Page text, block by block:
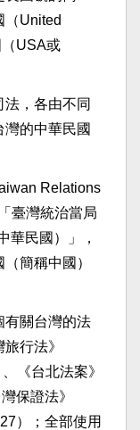
（United
USA或
，各由不同
的中華民國
Relations
臺灣統治當局
華民國）」，
簡稱中國）
有關台灣的法
行法》
《台北法案》
保證法》
）；全部使用